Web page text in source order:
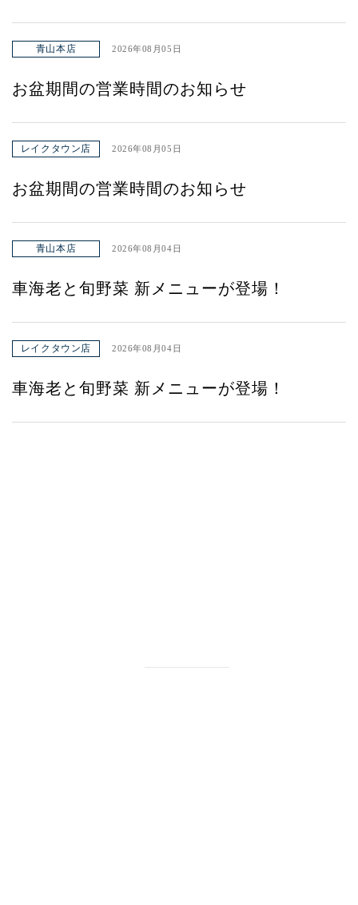
青山本店 2026年08月05日
お盆期間の営業時間のお知らせ
レイクタウン店 2026年08月05日
お盆期間の営業時間のお知らせ
青山本店 2026年08月04日
車海老と旬野菜 新メニューが登場！
レイクタウン店 2026年08月04日
車海老と旬野菜 新メニューが登場！